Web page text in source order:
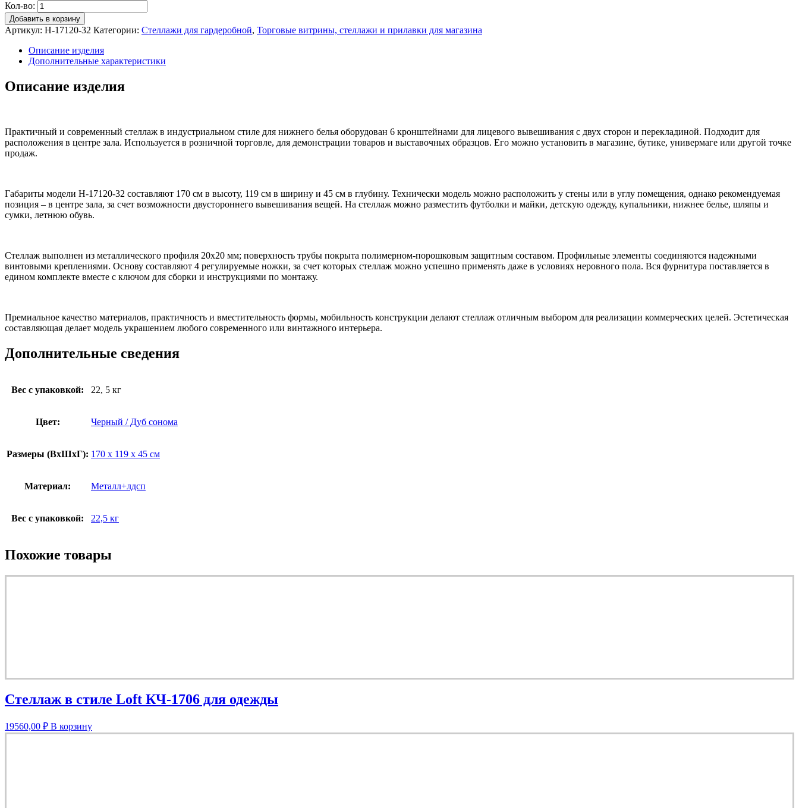
Кол-во:
Добавить в корзину
Артикул: Н-17120-32 Категории: Стеллажи для гардеробной, Торговые витрины, стеллажи и прилавки для магазина
Описание изделия
Дополнительные характеристики
Описание изделия
Практичный и современный стеллаж в индустриальном стиле для нижнего белья оборудован 6 кронштейнами для лицевого вывешивания с двух сторон и перекладиной. Подходит для
расположения в центре зала. Используется в розничной торговле, для демонстрации товаров и выставочных образцов. Его можно установить в магазине, бутике, универмаге или другой точке
продаж.
Габариты модели Н-17120-32 составляют 170 см в высоту, 119 см в ширину и 45 см в глубину. Технически модель можно расположить у стены или в углу помещения, однако рекомендуемая
позиция – в центре зала, за счет возможности двустороннего вывешивания вещей. На стеллаж можно разместить футболки и майки, детскую одежду, купальники, нижнее белье, шляпы и
сумки, летнюю обувь.
Стеллаж выполнен из металлического профиля 20х20 мм; поверхность трубы покрыта полимерном-порошковым защитным составом. Профильные элементы соединяются надежными
винтовыми креплениями. Основу составляют 4 регулируемые ножки, за счет которых стеллаж можно успешно применять даже в условиях неровного пола. Вся фурнитура поставляется в
едином комплекте вместе с ключом для сборки и инструкциями по монтажу.
Премиальное качество материалов, практичность и вместительность формы, мобильность конструкции делают стеллаж отличным выбором для реализации коммерческих целей. Эстетическая
составляющая делает модель украшением любого современного или винтажного интерьера.
Дополнительные сведения
Вес с упаковкой: 22, 5 кг
Цвет: Черный / Дуб сонома
Размеры (ВxШxГ): 170 x 119 x 45 см
Материал: Металл+лдсп
Вес с упаковкой: 22,5 кг
Похожие товары
Стеллаж в стиле Loft КЧ-1706 для одежды
19560,00 ₽ В корзину